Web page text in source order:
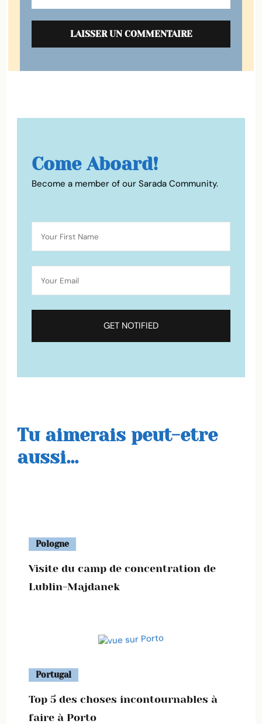
Come Aboard!
Become a member of our Sarada Community.
Tu aimerais peut-etre
aussi...
Pologne
Visite du camp de concentration de
Lublin-Majdanek
Portugal
Top 5 des choses incontournables à
faire à Porto